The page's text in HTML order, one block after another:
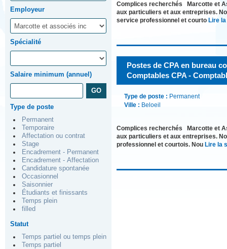
Employeur
Spécialité
Salaire minimum (annuel)
Type de poste
Permanent
Temporaire
Affectation ou contrat
Stage
Encadrement - Permanent
Encadrement - Affectation
Candidature spontanée
Occasionnel
Saisonnier
Étudiants et finissants
Temps plein
filled
Statut
Temps partiel ou temps plein
Temps partiel
Complices recherchés Marcotte et
aux particuliers et aux entreprises.
service professionnel et courto Lire
Postes de CPA en bureau
Comptables CPA -
Type de poste : Permanent
Ville : Beloeil
Complices recherchés Marcotte et
aux particuliers et aux entreprises.
professionnel et courtois. Nou Lire la